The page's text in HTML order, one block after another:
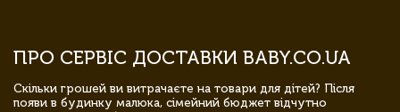
ПРО СЕРВІС ДОСТАВКИ BABY.CO.UA
Скільки грошей ви витрачаєте на товари для дітей? Після
появи в будинку малюка, сімейний бюджет відчутно